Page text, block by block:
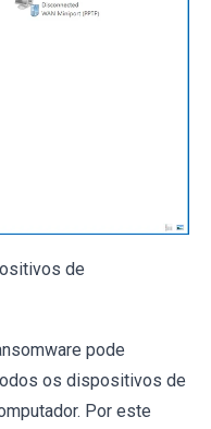
de
pode
os dispositivos de
Por este